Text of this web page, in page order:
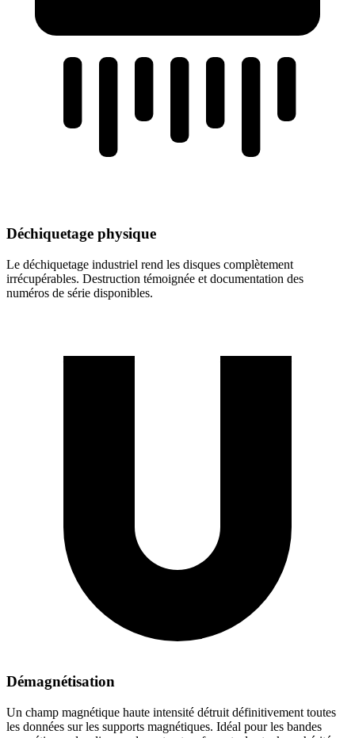
Déchiquetage physique
Le déchiquetage industriel rend les disques complètement
irrécupérables. Destruction témoignée et documentation des
numéros de série disponibles.
Démagnétisation
Un champ magnétique haute intensité détruit définitivement toutes
les données sur les supports magnétiques. Idéal pour les bandes